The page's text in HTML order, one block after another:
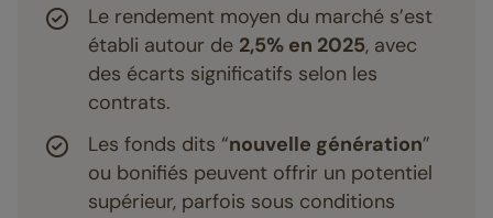
Le rendement moyen du marché s’est
établi autour de 2,5% en 2025, avec
des écarts significatifs selon les
contrats.
Les fonds dits “nouvelle génération”
ou bonifiés peuvent offrir un potentiel
supérieur, parfois sous conditions